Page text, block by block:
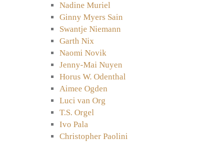
Nadine Muriel
Ginny Myers Sain
Swantje Niemann
Garth Nix
Naomi Novik
Jenny-Mai Nuyen
Horus W. Odenthal
Aimee Ogden
Luci van Org
T.S. Orgel
Ivo Pala
Christopher Paolini